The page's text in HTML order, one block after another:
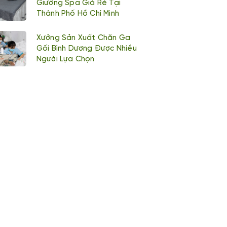
Giường Spa Giá Rẻ Tại
Thành Phố Hồ Chí Minh
Xưởng Sản Xuất Chăn Ga
Gối Bình Dương Được Nhiều
Người Lựa Chọn